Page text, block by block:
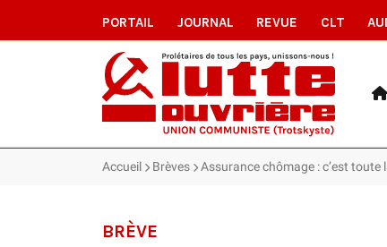
PORTAIL JOURNAL REVUE CLT
Accueil Brèves Assurance chômage : c’est
BRÈVE